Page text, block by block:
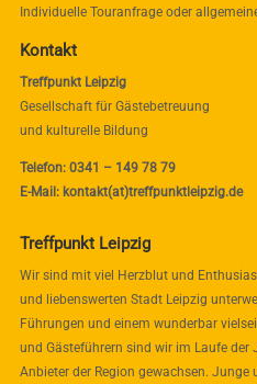
Individuelle Touranfrage oder
Kontakt
Treffpunkt Leipzig
Gesellschaft für Gästebetreuung
und kulturelle Bildung
Telefon: 0341 – 149 78 79
E-Mail: kontakt(at)treffpunktleipzig.de
Treffpunkt Leipzig
Wir sind mit viel Herzblut und
und liebenswerten Stadt Leipzig
Führungen und einem wunderbar
und Gästeführern sind wir im Laufe der
Anbieter der Region gewachsen. Junge